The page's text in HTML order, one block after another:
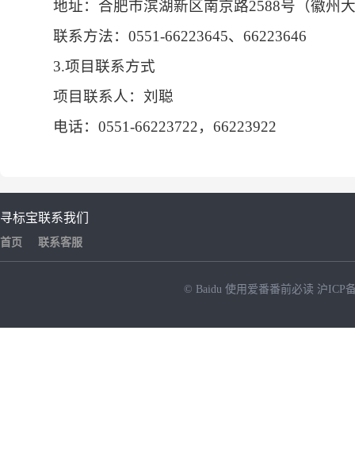
地址：合肥市滨湖新区南京路2588号（徽州
联系方法：0551-66223645、66223646
3.项目联系方式
项目联系人：刘聪
电话：0551-66223722，66223922
寻标宝
首页
联系我们
联系客服
© Baidu 使用爱番番前必读 沪ICP